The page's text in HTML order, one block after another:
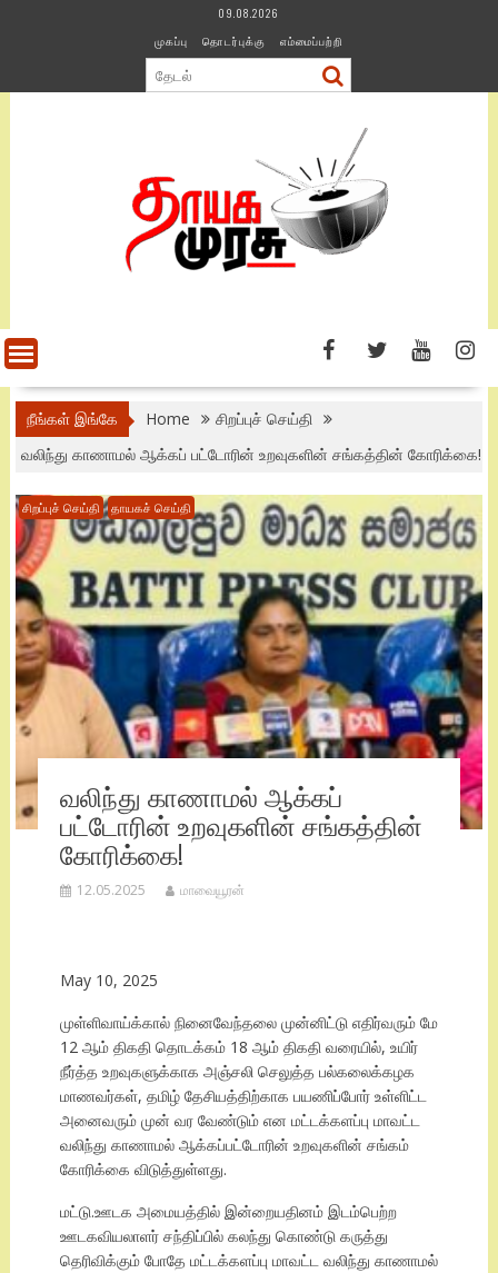
09.08.2026
முகப்பு
தொடர்புக்கு எம்மைப்பற்றி
நீங்கள் இங்கே Home
சிறப்புச் செய்தி
வலிந்து காணாமல் ஆக்கப் பட்டோரின் உறவுகளின் சங்கத்தின் கோரிக்கை!
சிறப்புச் செய்தி தாயகச் செய்தி
வலிந்து காணாமல் ஆக்கப்
பட்டோரின் உறவுகளின் சங்கத்தின்
கோரிக்கை!
12.05.2025 மாவையூரன்
May 10, 2025
முள்ளிவாய்க்கால் நினைவேந்தலை முன்னிட்டு எதிர்வரும் மே
12 ஆம் திகதி தொடக்கம் 18 ஆம் திகதி வரையில், உயிர்
நீர்த்த உறவுகளுக்காக அஞ்சலி செலுத்த பல்கலைக்கழக
மாணவர்கள், தமிழ் தேசியத்திற்காக பயணிப்போர் உள்ளிட்ட
அனைவரும் முன் வர வேண்டும் என மட்டக்களப்பு மாவட்ட
வலிந்து காணாமல் ஆக்கப்பட்டோரின் உறவுகளின் சங்கம்
கோரிக்கை விடுத்துள்ளது.
மட்டு.ஊடக அமையத்தில் இன்றையதினம் இடம்பெற்ற
ஊடகவியலாளர் சந்திப்பில் கலந்து கொண்டு கருத்து
தெரிவிக்கும் போதே மட்டக்களப்பு மாவட்ட வலிந்து காணாமல்